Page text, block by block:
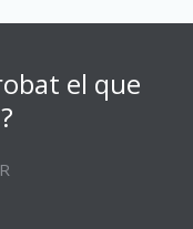
el que